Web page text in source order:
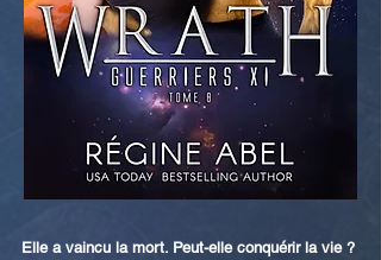
Elle a vaincu la mort. Peut-elle conquérir la vie ?